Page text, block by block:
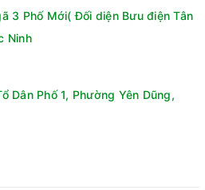
biệt phù hợp cho những ai yêu
nghiệm màu sắc chuẩn ngay tại
chế độ Filmmaker Mode
Smart Tivi LG QNED AI 4K 75
mang đến cho người dùng trải
tầm nhìn của đạo diễn. Bằng cách
động và giữ nguyên tỷ lệ
3 Phố Mới( Đối diện Bưu điện Tân
Ninh
Dân Phố 1, Phường Yên Dũng,